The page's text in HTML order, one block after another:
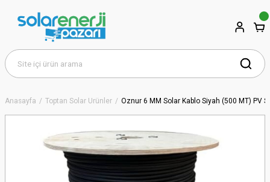
Anasayfa Toptan Solar Ürünler Öznur 6 MM Solar Kablo Siyah (500 MT) PV